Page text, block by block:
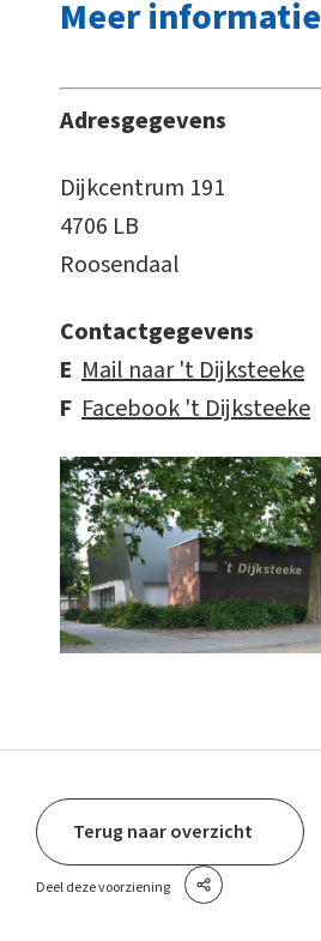
Meer informatie
Adresgegevens
Dijkcentrum 191
4706 LB
Roosendaal
Contactgegevens
E Mail naar 't Dijksteeke
F Facebook 't Dijksteeke
Terug naar overzicht
Deel deze voorziening